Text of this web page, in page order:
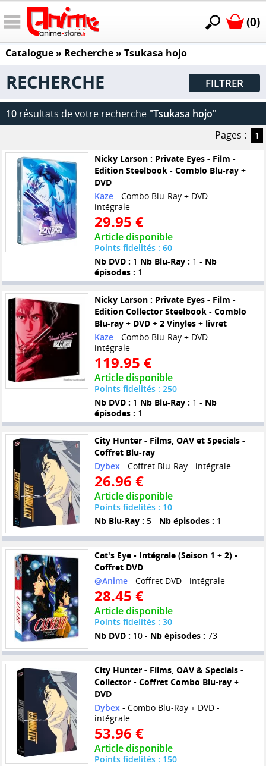
(0)
Catalogue» Recherche » Tsukasa hojo
RECHERCHE FILTRER
10 résultats de votre recherche "Tsukasa hojo"
Pages :
1
Nicky Larson : Private Eyes - Film -
Edition Steelbook - Comblo Blu-ray +
DVD
Kaze- Combo Blu-Ray + DVD -
intégrale
29.95 €
Article disponible
Points fidelités : 60
Nb DVD : 1 Nb Blu-Ray : 1 - Nb
épisodes : 1
Nicky Larson : Private Eyes - Film -
Edition Collector Steelbook - Comblo
Blu-ray + DVD + 2 Vinyles + livret
Kaze- Combo Blu-Ray + DVD -
intégrale
119.95 €
Article disponible
Points fidelités : 250
Nb DVD : 1 Nb Blu-Ray : 1 - Nb
épisodes : 1
City Hunter - Films, OAV et Specials -
Coffret Blu-ray
Dybex- Coffret Blu-Ray - intégrale
26.96 €
Article disponible
Points fidelités : 10
Nb Blu-Ray : 5 - Nb épisodes : 1
Cat's Eye - Intégrale (Saison 1 + 2) -
Coffret DVD
@Anime- Coffret DVD - intégrale
28.45 €
Article disponible
Points fidelités : 30
Nb DVD : 10 - Nb épisodes : 73
City Hunter - Films, OAV & Specials -
Collector - Coffret Combo Blu-ray +
DVD
Dybex- Combo Blu-Ray + DVD -
intégrale
53.96 €
Article disponible
Points fidelités : 150